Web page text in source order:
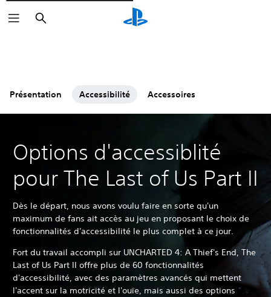
Rechercher
Présentation Accessibilité Accessoires
Options d'accessiblité
pour The Last of Us Part II
Dès le départ, nous avons voulu faire en sorte qu'un
maximum de fans ait accès au jeu en proposant le choix de
fonctionnalités d'accessibilité le plus complet à ce jour.
Fort du travail accompli sur UNCHARTED 4: A Thief's End, The
Last of Us Part II offre plus de 60 fonctionnalités
d'accessibilité, avec des paramètres avancés qui mettent
l'accent sur la motricité et l'ouïe, mais aussi des options